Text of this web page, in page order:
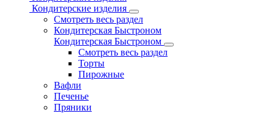
Кондитерские изделия
Смотреть весь раздел
Кондитерская Быстроном
Кондитерская Быстроном
Смотреть весь раздел
Торты
Пирожные
Вафли
Печенье
Пряники